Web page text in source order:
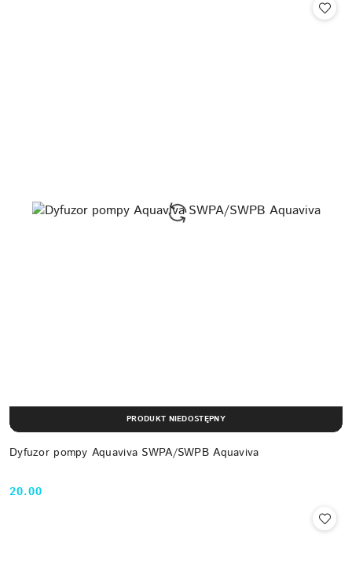
Dyfuzor pompy Aquaviva SWPA/SWPB Aquaviva
Cena:
20.00
PRODUKT NIEDOSTĘPNY